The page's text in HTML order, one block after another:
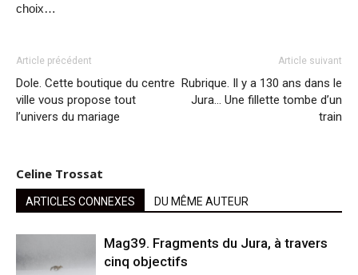
choix…
Article précédent
Dole. Cette boutique du centre
ville vous propose tout
l’univers du mariage
Article suivant
Rubrique. Il y a 130 ans dans le
Jura… Une fillette tombe d’un
train
Celine Trossat
ARTICLES CONNEXES DU MÊME AUTEUR
Mag39. Fragments du Jura, à travers
cinq objectifs